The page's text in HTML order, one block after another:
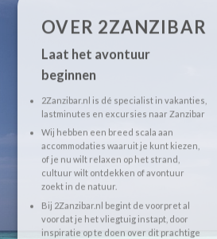
OVER 2ZANZIBAR
Laat het avontuur
beginnen
2Zanzibar.nl is dé specialist in vakanties,
lastminutes en excursies naar Zanzibar
Wij hebben een breed scala aan
accommodaties waaruit je kunt kiezen,
of je nu wilt relaxen op het strand,
cultuur wilt ontdekken of avontuur
zoekt in de natuur.
Bij 2Zanzibar.nl begint de voorpret al
voordat je het vliegtuig instapt, door
inspiratie op te doen over dit prachtige